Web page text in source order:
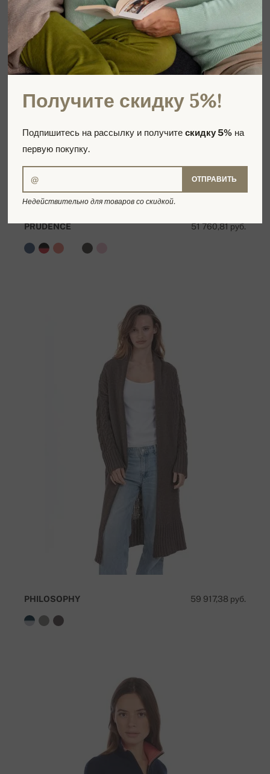
51 760,81 руб.
PRUDENCE
59 917,38 руб.
PHILOSOPHY
Получите скидку 5%!
Подпишитесь на рассылку и получитескидку 5% на
первую покупку.
ОТПРАВИТЬ
Недействительно для товаров со скидкой.